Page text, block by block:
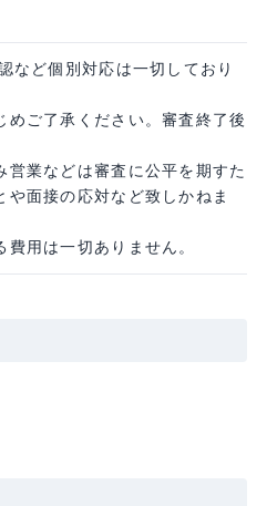
など個別対応は一切しており
ご了承ください。審査終了後
業などは審査に公平を期すた
面接の応対など致しかねま
用は一切ありません。